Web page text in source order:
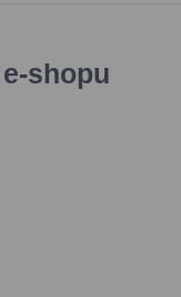
shopu